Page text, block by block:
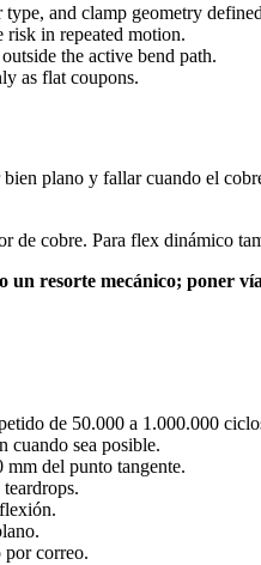
and clamp geometry
risk in repeated motion.
the active bend path.
as flat coupons.
plano y fallar cuando el
de cobre. Para flex dinámico
resorte mecánico; poner
de 50.000 a 1.000.000
cuando sea posible.
mm del punto tangente.
correo.